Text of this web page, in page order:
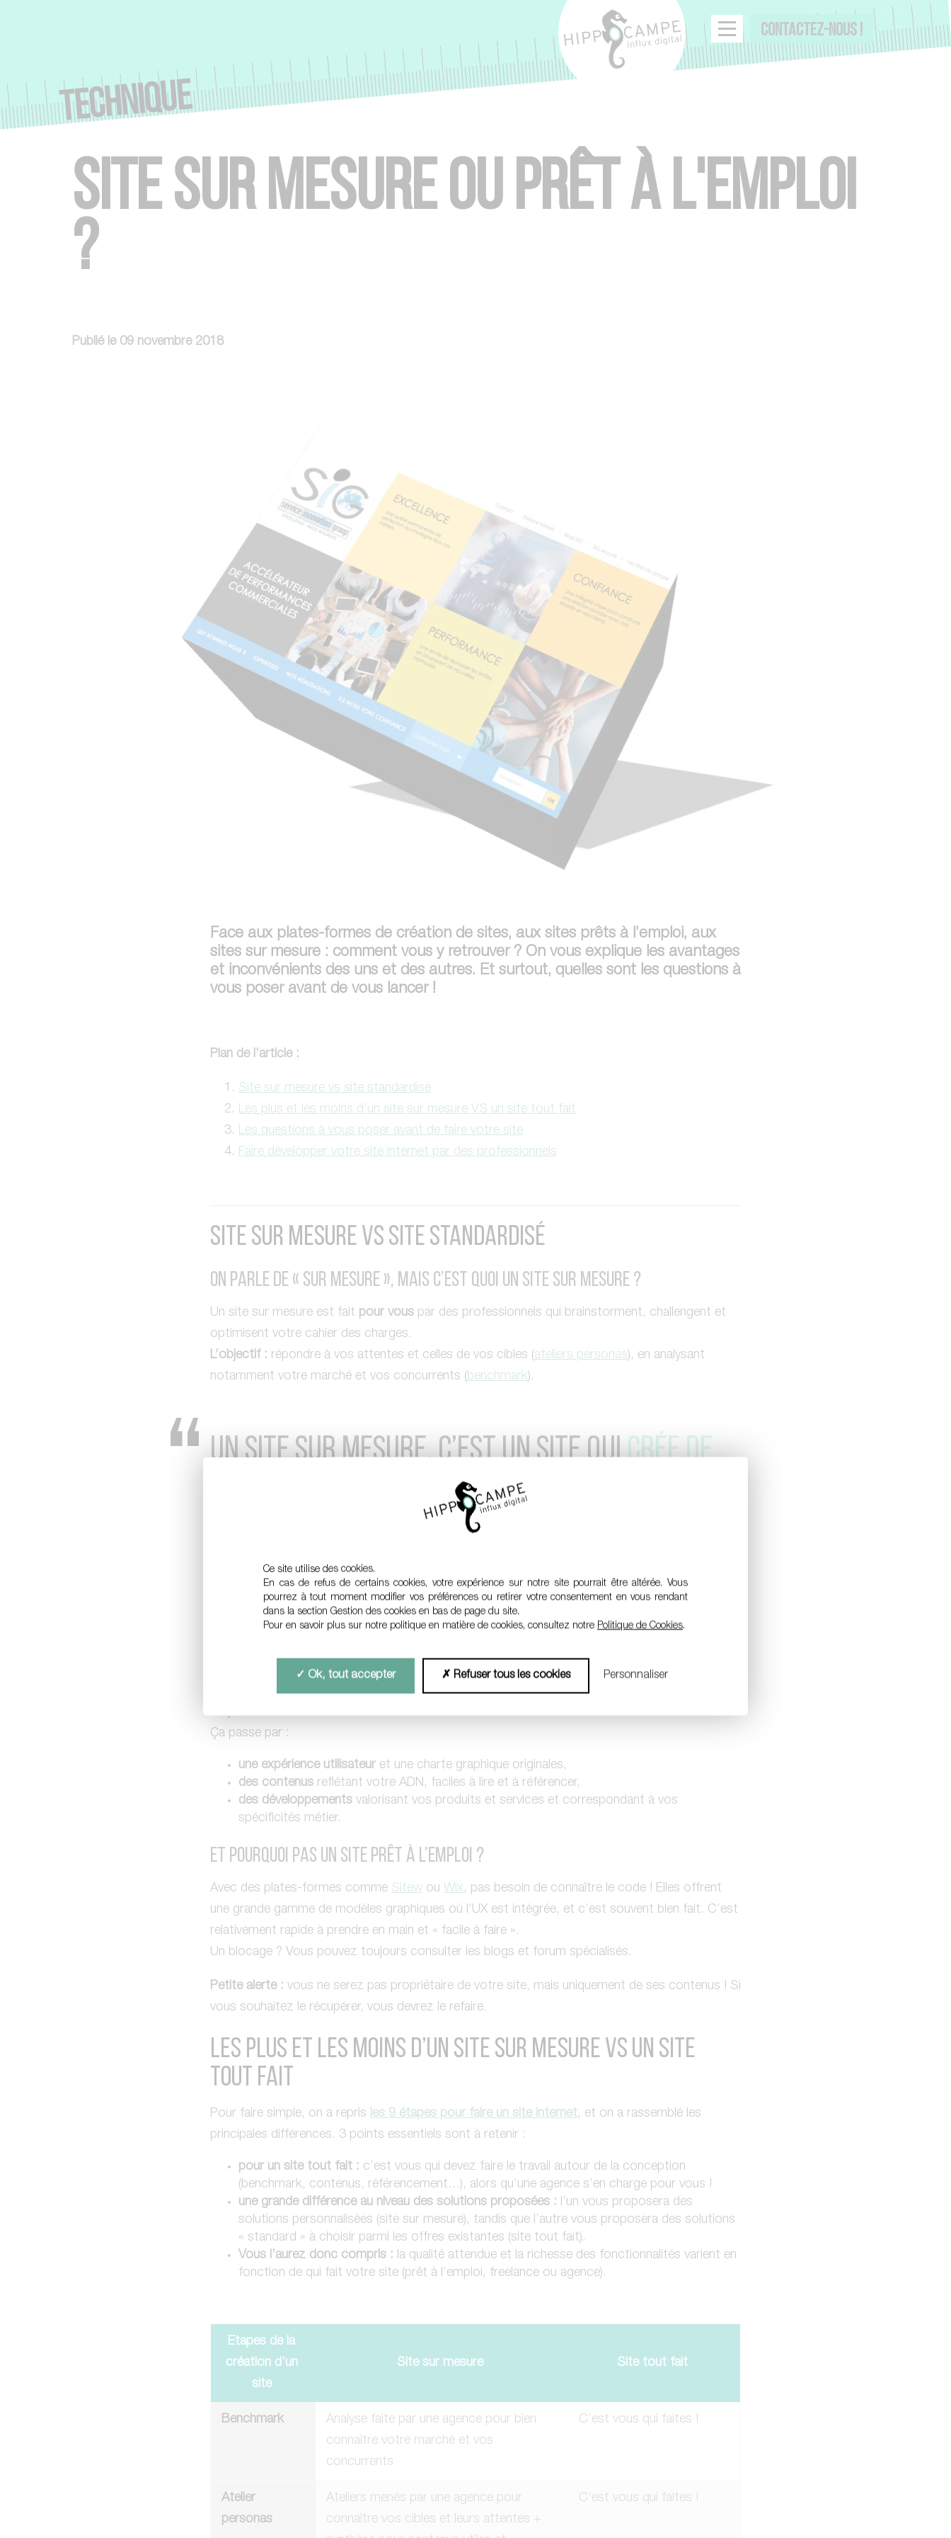
Ce site utilise des cookies.
En cas de refus de certains cookies, votre expérience sur notre site pourrait être altérée. Vous
pourrez à tout moment modifier vos préférences ou retirer votre consentement en vous rendant
dans la section Gestion des cookies en bas de page du site.
Pour en savoir plus sur notre politique en matière de cookies, consultez notre Politique de Cookies.
Ok, tout accepter Refuser tous les cookies Personnaliser
TECHNIQUE
Menu CONTACTEZ-NOUS !
SITE SUR MESURE OU PRÊT À L'EMPLOI
?
Publié le 09 novembre 2018
Face aux plates-formes de création de sites, aux sites prêts à l’emploi, aux
sites sur mesure : comment vous y retrouver ? On vous explique les avantages
et inconvénients des uns et des autres. Et surtout, quelles sont les questions à
vous poser avant de vous lancer !
Plan de l’article :
Site sur mesure vs site standardisé
Les plus et les moins d’un site sur mesure VS un site tout fait
Les questions à vous poser avant de faire votre site
Faire développer votre site internet par des professionnels
SITE SUR MESURE VS SITE STANDARDISÉ
On parle de « sur mesure », mais c’est quoi un site sur mesure ?
Un site sur mesure est fait pour vous par des professionnels qui brainstorment, challengent et
optimisent votre cahier des charges.
L’objectif : répondre à vos attentes et celles de vos cibles (ateliers personas), en analysant
notamment votre marché et vos concurrents (benchmark).
UN SITE SUR MESURE, C’EST UN SITE QUICRÉE DE
DE L’ÉMOTION
L’ENVIE DE VOUS CONSULTER
TRAVAILLER AVEC VOUS
PRODUIT OU VOTRE SERVICEOU DEREJOINDRE
VOTRE ÉQUIPE!
Faire un site sur mesure, c’est disposer d’un site qui sort de la masse
les jours.
Ça passe par :
une expérience utilisateur et une charte graphique originales,
des contenus reflétant votre ADN, faciles à lire et à référencer,
des développements valorisant vos produits et services et correspondant à vos
spécificités métier.
Et pourquoi pas un site prêt à l’emploi ?
Avec des plates-formes comme Sitew ou Wix, pas besoin de connaître le code ! Elles offrent
une grande gamme de modèles graphiques où l’UX est intégrée, et c’est souvent bien fait. C’est
relativement rapide à prendre en main et « facile à faire ».
Un blocage ? Vous pouvez toujours consulter les blogs et forum spécialisés.
Petite alerte : vous ne serez pas propriétaire de votre site, mais uniquement de ses contenus ! Si
vous souhaitez le récupérer, vous devrez le refaire.
LES PLUS ET LES MOINS D’UN SITE SUR MESURE VS UN SITE
TOUT FAIT
Pour faire simple, on a repris les 9 étapes pour faire un site internet, et on a rassemblé les
principales différences. 3 points essentiels sont à retenir :
pour un site tout fait : c’est vous qui devez faire le travail autour de la conception
(benchmark, contenus, référencement…), alors qu’une agence s’en charge pour vous !
une grande différence au niveau des solutions proposées : l’un vous proposera des
solutions personnalisées (site sur mesure), tandis que l’autre vous proposera des solutions
« standard » à choisir parmi les offres existantes (site tout fait).
Vous l’aurez donc compris : la qualité attendue et la richesse des fonctionnalités varient en
fonction de qui fait votre site (prêt à l’emploi, freelance ou agence).
Etapes de la
création d’un
site
Site sur mesure Site tout fait
Benchmark
Analyse faite par une agence pour bien
connaître votre marché et vos
concurrents
C’est vous qui faites !
Atelier
personas
Ateliers menés par une agence pour
connaître vos cibles et leurs attentes +
C’est vous qui faites !